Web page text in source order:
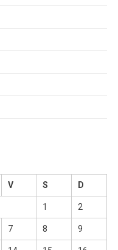
V S D
1 2
7 8 9